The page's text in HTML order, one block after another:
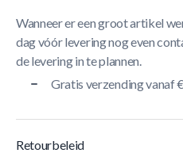
Wanneer er een groot artikel
dag vóór levering nog even
de levering in te plannen.
Gratis verzending vanaf
Retourbeleid